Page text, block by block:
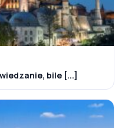
bile [...]